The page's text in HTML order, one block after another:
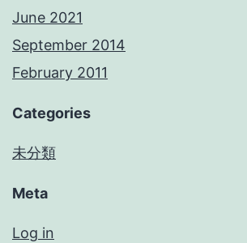
June 2021
September 2014
February 2011
Categories
未分類
Meta
Log in